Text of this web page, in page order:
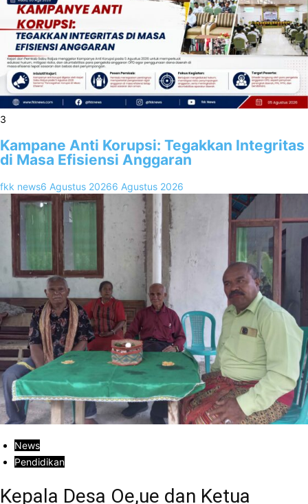
3
Kampane Anti Korupsi: Tegakkan Integritas
di Masa Efisiensi Anggaran
fkk news6 Agustus 20266 Agustus 2026
News
Pendidikan
Kepala Desa Oe,ue dan Ketua